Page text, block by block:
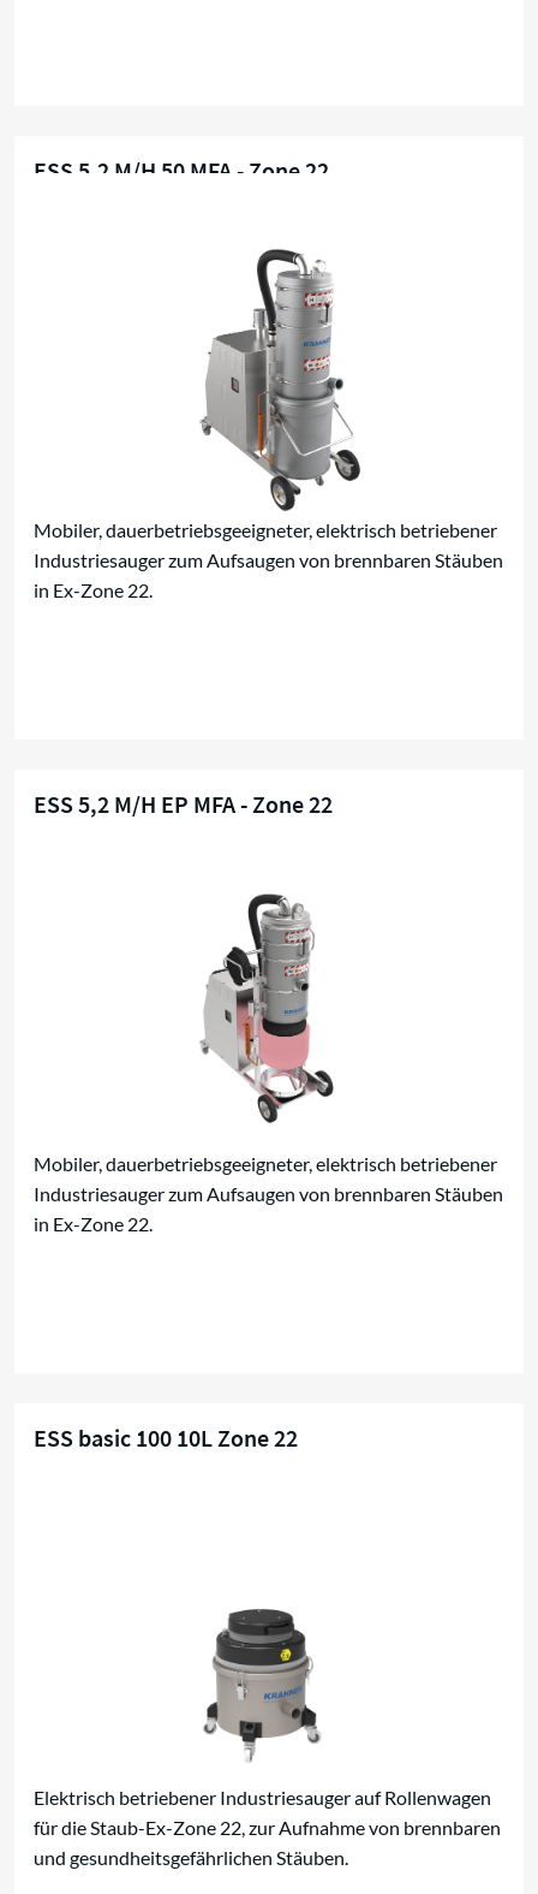
ESS 5,2 M/H 50 MFA - Zone 22
Mobiler, dauerbetriebsgeeigneter, elektrisch betriebener
Industriesauger zum Aufsaugen von brennbaren Stäuben
in Ex-Zone 22.
ESS 5,2 M/H EP MFA - Zone 22
Mobiler, dauerbetriebsgeeigneter, elektrisch betriebener
Industriesauger zum Aufsaugen von brennbaren Stäuben
in Ex-Zone 22.
ESS basic 100 10L Zone 22
Elektrisch betriebener Industriesauger auf Rollenwagen
für die Staub-Ex-Zone 22, zur Aufnahme von brennbaren
und gesundheitsgefährlichen Stäuben.